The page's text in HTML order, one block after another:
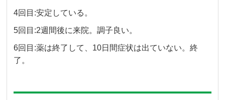
4回目:安定している。
5回目:2週間後に来院。調子良い。
6回目:薬は終了して、10日間症状は出ていない。終
了。